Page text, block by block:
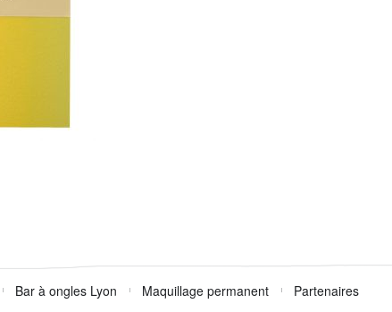
Bar à ongles Lyon Maquillage permanent
Partenaires